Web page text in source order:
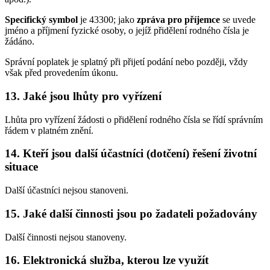
Specifický symbol je 43300; jako zpráva pro příjemce se uvede
jméno a příjmení fyzické osoby, o jejíž přidělení rodného čísla je
žádáno.
Správní poplatek je splatný při přijetí podání nebo později, vždy
však před provedením úkonu.
13. Jaké jsou lhůty pro vyřízení
Lhůta pro vyřízení žádosti o přidělení rodného čísla se řídí správním
řádem v platném znění.
14. Kteří jsou další účastníci (dotčení) řešení životní
situace
Další účastníci nejsou stanoveni.
15. Jaké další činnosti jsou po žadateli požadovány
Další činnosti nejsou stanoveny.
16. Elektronická služba, kterou lze využít